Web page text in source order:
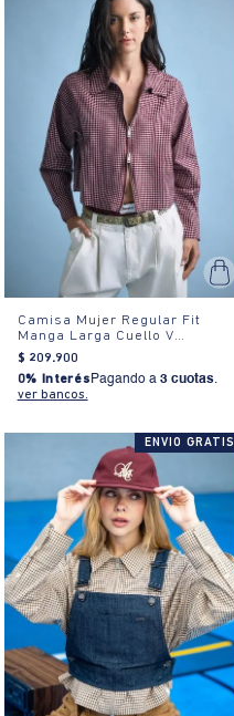
Camisa Mujer Regular Fit
Manga Larga Cuello V
Algodón
$ 209.900
0% Interés Pagando a 3 cuotas.
ver bancos.
ENVIO GRATIS